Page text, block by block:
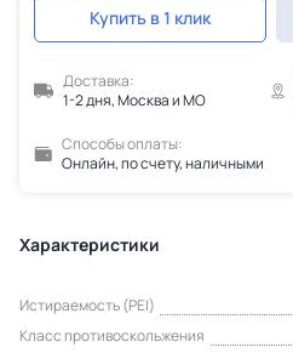
Купить в 1 клик
Доставка:
1-2 дня, Москва и МО
Способы оплаты:
Онлайн, по счету, наличными
Характеристики
Истираемость (PEI)
Класс противоскольжения